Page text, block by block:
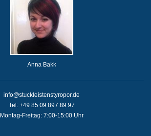
Anna Bakk
info@stuckleistenstyropor.de
Tel: +49 85 09 897 89 97
Montag-Freitag: 7:00-15:00 Uhr